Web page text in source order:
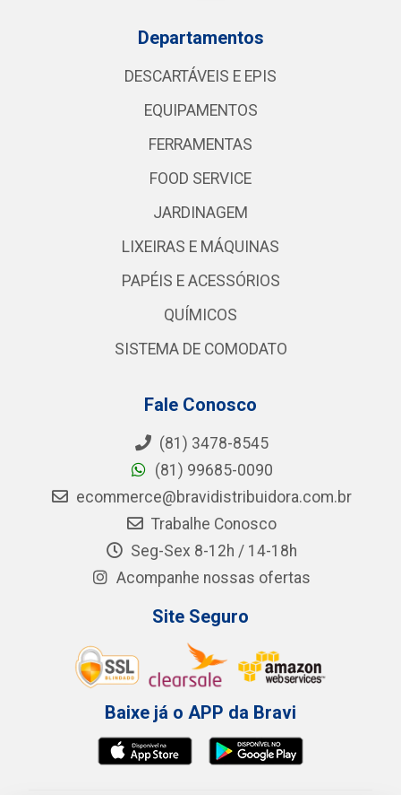
Departamentos
DESCARTÁVEIS E EPIS
EQUIPAMENTOS
FERRAMENTAS
FOOD SERVICE
JARDINAGEM
LIXEIRAS E MÁQUINAS
PAPÉIS E ACESSÓRIOS
QUÍMICOS
SISTEMA DE COMODATO
Fale Conosco
(81) 3478-8545
(81) 99685-0090
ecommerce@bravidistribuidora.com.br
Trabalhe Conosco
Seg-Sex 8-12h / 14-18h
Acompanhe nossas ofertas
Site Seguro
Baixe já o APP da Bravi